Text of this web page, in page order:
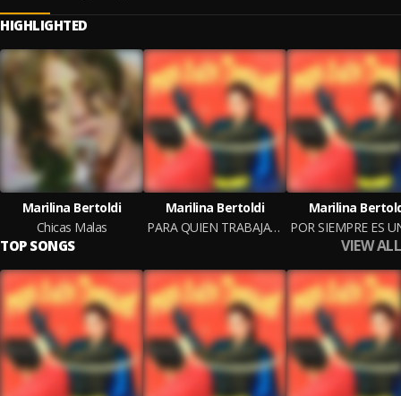
HIGHLIGHTED
Marilina Bertoldi
Chicas Malas
Marilina Bertoldi
PARA QUIEN TRABAJAS Vol. I
Marilina
TOP SONGS VIEW ALL